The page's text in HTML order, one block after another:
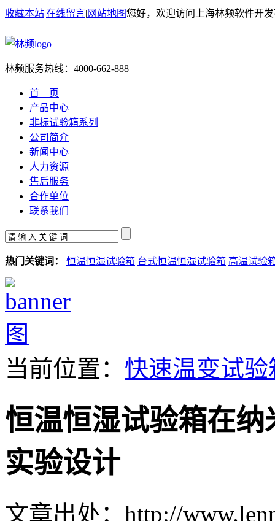
收藏本站|在线留言| 网站地图您好，欢迎访问上海林频软件开
林频服务热线： 4000-662-888
首 页
产品中心
非标试验箱系列
公司简介
新闻中心
人力资源
售后服务
合作单位
联系我们
热门关键词： 恒温恒湿试验箱 台式恒温恒湿试验箱 高温试验
当前位置： 快速温变试验
恒温恒湿试验箱在
实验设计
文章出处：http://